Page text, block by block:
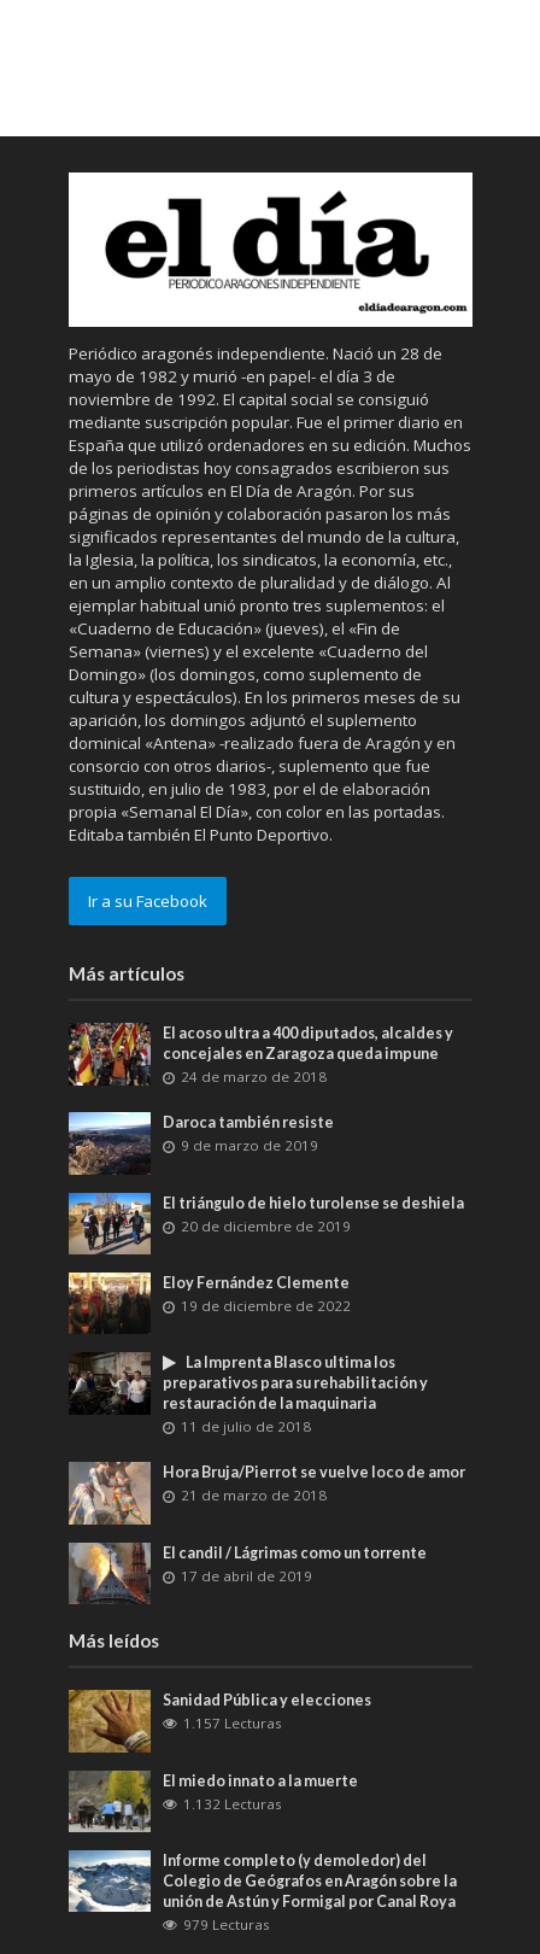
Periódico aragonés independiente. Nació un 28 de
mayo de 1982 y murió -en papel- el día 3 de
noviembre de 1992. El capital social se consiguió
mediante suscripción popular. Fue el primer diario en
España que utilizó ordenadores en su edición. Muchos
de los periodistas hoy consagrados escribieron sus
primeros artículos en El Día de Aragón. Por sus
páginas de opinión y colaboración pasaron los más
significados representantes del mundo de la cultura,
la Iglesia, la política, los sindicatos, la economía, etc.,
en un amplio contexto de pluralidad y de diálogo. Al
ejemplar habitual unió pronto tres suplementos: el
«Cuaderno de Educación» (jueves), el «Fin de
Semana» (viernes) y el excelente «Cuaderno del
Domingo» (los domingos, como suplemento de
cultura y espectáculos). En los primeros meses de su
aparición, los domingos adjuntó el suplemento
dominical «Antena» -realizado fuera de Aragón y en
consorcio con otros diarios-, suplemento que fue
sustituido, en julio de 1983, por el de elaboración
propia «Semanal El Día», con color en las portadas.
Editaba también El Punto Deportivo.
Ir a su Facebook
Más artículos
El acoso ultra a 400 diputados, alcaldes y
concejales en Zaragoza queda impune
24 de marzo de 2018
Daroca también resiste
9 de marzo de 2019
El triángulo de hielo turolense se deshiela
20 de diciembre de 2019
Eloy Fernández Clemente
19 de diciembre de 2022
La Imprenta Blasco ultima los
preparativos para su rehabilitación y
restauración de la maquinaria
11 de julio de 2018
Hora Bruja/Pierrot se vuelve loco de amor
21 de marzo de 2018
El candil / Lágrimas como un torrente
17 de abril de 2019
Más leídos
Sanidad Pública y elecciones
1.157 Lecturas
El miedo innato a la muerte
1.132 Lecturas
Informe completo (y demoledor) del
Colegio de Geógrafos en Aragón sobre la
unión de Astún y Formigal por Canal Roya
979 Lecturas